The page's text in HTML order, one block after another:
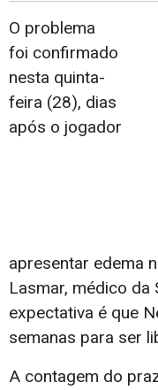
O problema
foi confirmado
nesta quinta-
feira (28), dias
após o jogador
apresentar edema
Lasmar, médico da
expectativa é que
semanas para ser
A contagem do